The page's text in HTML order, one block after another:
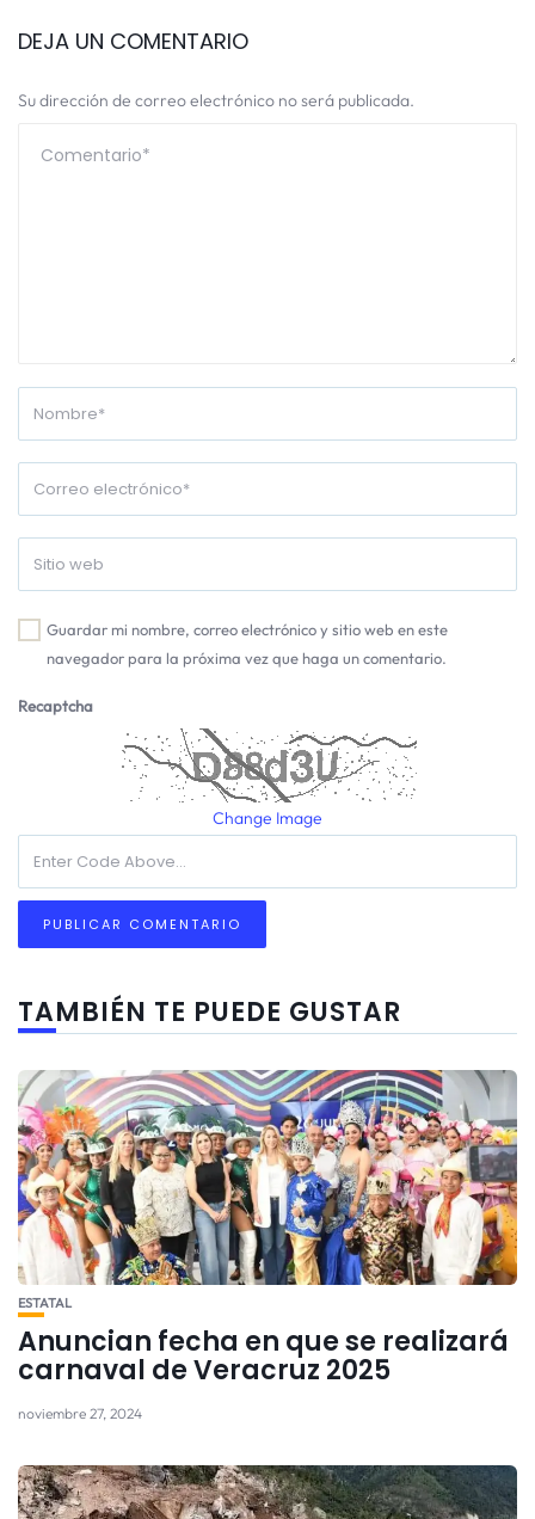
DEJA UN COMENTARIO
Su dirección de correo electrónico no será publicada.
Guardar mi nombre, correo electrónico y sitio web en este
navegador para la próxima vez que haga un comentario.
Recaptcha
Change Image
TAMBIÉN TE PUEDE GUSTAR
ESTATAL
Anuncian fecha en que se realizará
carnaval de Veracruz 2025
noviembre 27, 2024